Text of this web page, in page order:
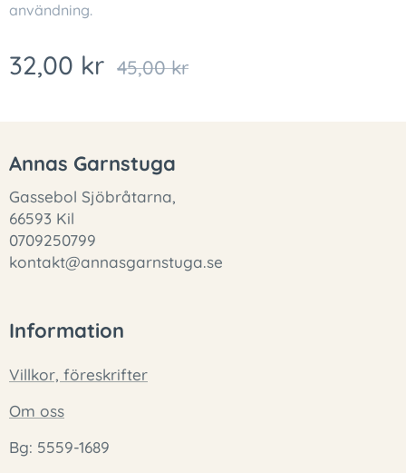
användning.
32,00 kr 45,00kr
Annas Garnstuga
Gassebol Sjöbråtarna,
66593 Kil
0709250799
kontakt@annasgarnstuga.se
Information
Villkor, föreskrifter
Om oss
Bg: 5559-1689